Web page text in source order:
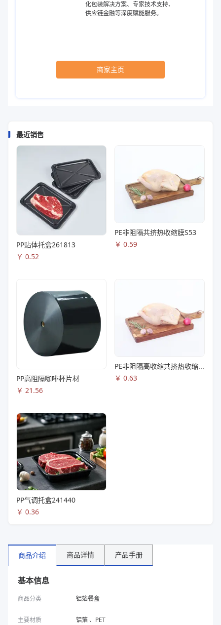
化包装解决方案、专家技术支持、
供应链金融等深度赋能服务。
商家主页
最近销售
PP贴体托盒261813
￥ 0.52
PE非阻隔共挤热收缩膜S53
￥ 0.59
PP高阻隔咖啡杯片材
￥ 21.56
PE非阻隔高收缩共挤热收缩膜S83
￥ 0.63
PP气调托盒241440
￥ 0.36
商品介绍 商品详情 产品手册
基本信息
商品分类 铝箔餐盒
主要材质 铝箔 、PET